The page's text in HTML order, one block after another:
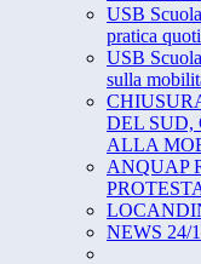
USB
pratica
USB
sulla
DEL
ALLA
ANQUAP
NEWS 24/